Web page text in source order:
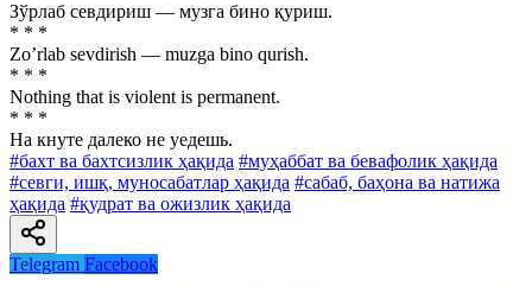
Зўрлаб севдириш — музга бино қуриш.
* * *
Zoʼrlab sevdirish — muzga bino qurish.
* * *
Nothing that is violent is permanent.
* * *
Ha кнуте далеко не уедешь.
#бахт ва бахтсизлик ҳақида #муҳаббат ва бевафолик ҳақида
#севги, ишқ, муносабатлар ҳақида #сабаб, баҳона ва натижа
ҳақида #қудрат ва ожизлик ҳақида
Telegram Facebook